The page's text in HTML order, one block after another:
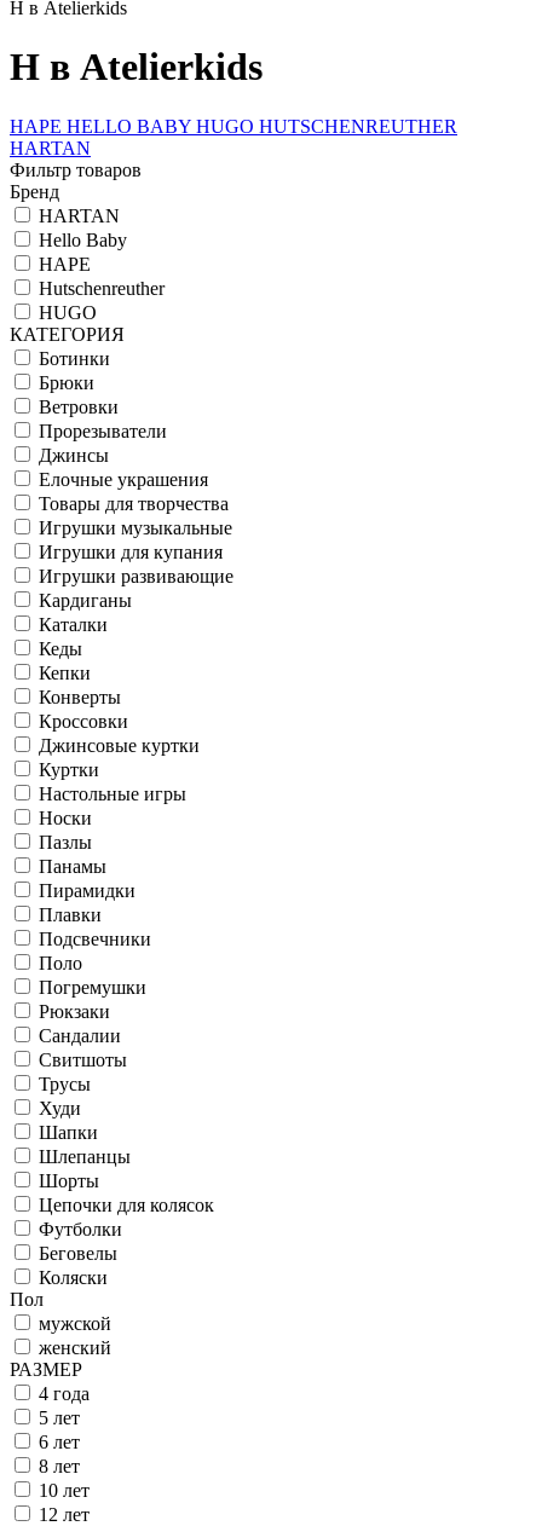
H в Atelierkids
H в Atelierkids
HAPE HELLO BABY HUGO HUTSCHENREUTHER
HARTAN
Фильтр товаров
Бренд
HARTAN
Hello Baby
HAPE
Hutschenreuther
HUGO
КАТЕГОРИЯ
Ботинки
Брюки
Ветровки
Прорезыватели
Джинсы
Елочные украшения
Товары для творчества
Игрушки музыкальные
Игрушки для купания
Игрушки развивающие
Кардиганы
Каталки
Кеды
Кепки
Конверты
Кроссовки
Джинсовые куртки
Куртки
Настольные игры
Носки
Пазлы
Панамы
Пирамидки
Плавки
Подсвечники
Поло
Погремушки
Рюкзаки
Сандалии
Свитшоты
Трусы
Худи
Шапки
Шлепанцы
Шорты
Цепочки для колясок
Футболки
Беговелы
Коляски
Пол
мужской
женский
РАЗМЕР
4 года
5 лет
6 лет
8 лет
10 лет
12 лет